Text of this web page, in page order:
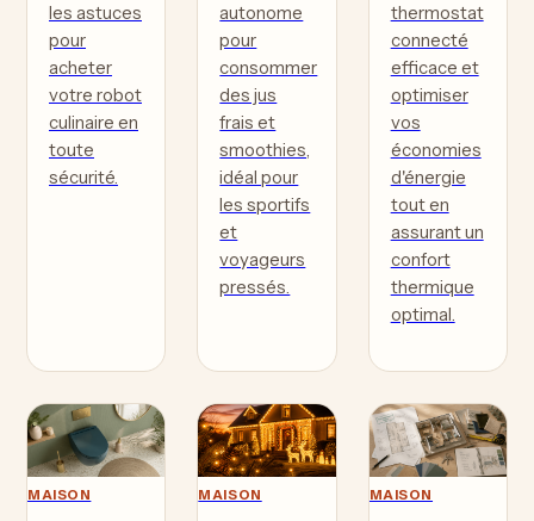
les astuces
pour
acheter
votre robot
culinaire en
toute
sécurité.
autonome
pour
consommer
des jus
frais et
smoothies,
idéal pour
les sportifs
et
voyageurs
pressés.
thermostat
connecté
efficace et
optimiser
vos
économies
d'énergie
tout en
assurant un
confort
thermique
optimal.
MAISON MAISON MAISON